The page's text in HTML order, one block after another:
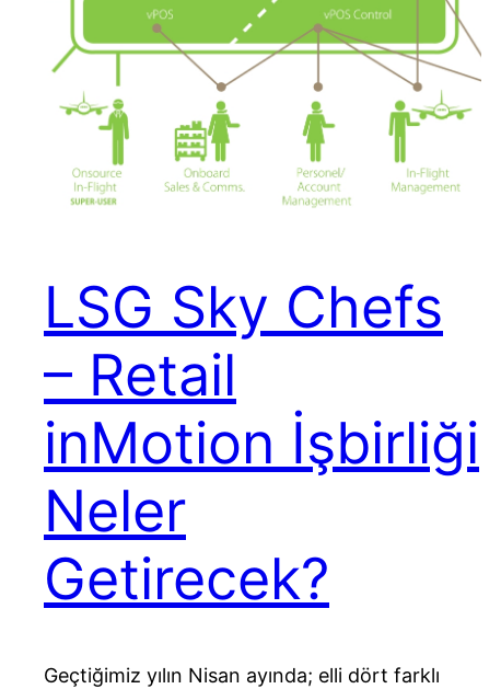
LSG Sky Chefs
– Retail
inMotion İşbirliği
Neler
Getirecek?
Geçtiğimiz yılın Nisan ayında; elli dört farklı